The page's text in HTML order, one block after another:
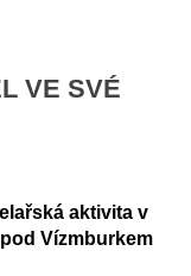
VE SVÉ
aktivita v
Vízmburkem